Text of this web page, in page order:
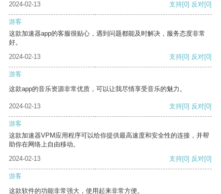
2024-02-13 支持[0] 反对[0]
游客
这款加速器app的客服很贴心，遇到问题都能及时解决，服务态度非常
好。
2024-02-13
支持[0] 反对[0]
游客
这款app的音乐资源非常优质，可以让我尽情享受音乐的魅力。
2024-02-13 支持[0] 反对[0]
游客
这款加速器VPM应用程序可以给你提供最高速度和安全性的连接，并帮
助你在网络上自由移动。
2024-02-13
支持[0] 反对[0]
游客
这款软件的功能非常强大，使用起来非常方便。